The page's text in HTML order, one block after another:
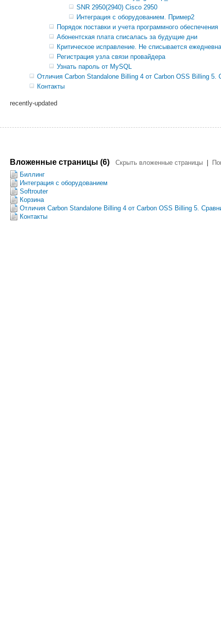
SNR 2950(2940) Cisco 2950
Интеграция с оборудованием. Пример2
Порядок поставки и учета программного обеспечения
Абонентская плата списалась за будущие дни
Критическое исправление. Не списывается
Регистрация узла связи провайдера
Узнать пароль от MySQL
Отличия Carbon Standalone Billing 4 от Carbon OSS Billing 5.
Контакты
recently-updated
Вложенные страницы (6) Скрыть вложенные страницы |
Биллинг
Интеграция с оборудованием
Softrouter
Корзина
Отличия Carbon Standalone Billing 4 от Carbon OSS Billing 5.
Контакты